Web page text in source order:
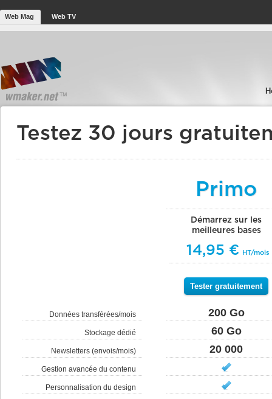
Web Mag Web TV
Testez 30 jours
Primo
Démarrez sur les
meilleures bases
14,95 € HT/mois
Tester gratuitement
Données transférées/mois 200 Go
Stockage dédié 60 Go
Newsletters (envois/mois) 20 000
Gestion avancée du contenu
Personnalisation du design